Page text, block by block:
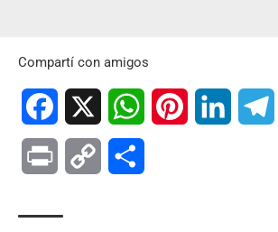
Compartí con amigos
Facebook WhatsAppPinterest LinkedIn
Print Copy